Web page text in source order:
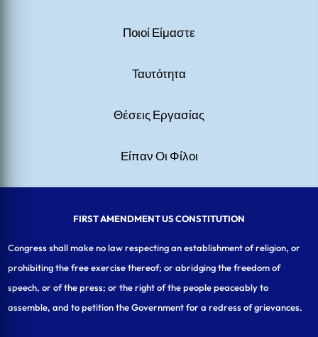
Ποιοί Είμαστε
Ταυτότητα
Θέσεις Εργασίας
Είπαν Οι Φίλοι
FIRST AMENDMENT US CONSTITUTION
Congress shall make no law respecting an establishment of religion, or
prohibiting the free exercise thereof; or abridging the freedom of
speech, or of the press; or the right of the people peaceably to
assemble, and to petition the Government for a redress of grievances.